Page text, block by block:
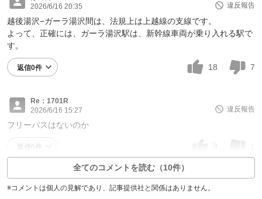
2026/6/16 20:35
違反報告
越後湯沢−ガーラ湯沢間は、法規上は上越線の支線です。
よって、正確には、ガーラ湯沢駅は、新幹線車両が乗り入れる駅で
す。
返信0件 18 7
Re：1701R
2026/6/16 15:27
違反報告
フリーパスはないのか
返信0件
全てのコメントを読む（10件）
※コメントは個人の見解であり、記事提供社と関係はありません。